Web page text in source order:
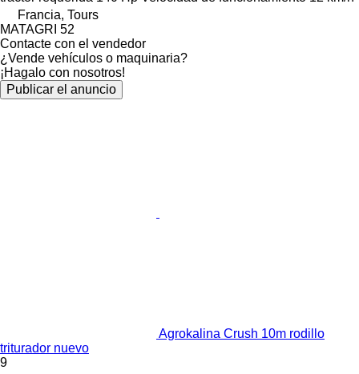
Francia, Tours
MATAGRI 52
Contacte con el vendedor
¿Vende vehículos o maquinaria?
¡Hagalo con nosotros!
Publicar el anuncio
Agrokalina Crush 10m rodillo
triturador nuevo
9